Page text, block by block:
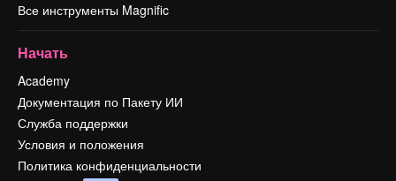
Все инструменты Magnific
Начать
Academy
Документация по Пакету ИИ
Служба поддержки
Условия и положения
Политика конфиденциальности